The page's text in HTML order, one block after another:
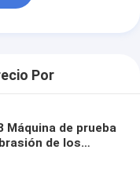
Por
Máquina de prueba
de los